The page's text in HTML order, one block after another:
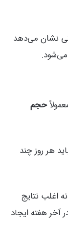
نشان می‌دهد
می‌شود.
حجم
هر روز چند
روزانه اغلب نتایج
آخر هفته ایجاد